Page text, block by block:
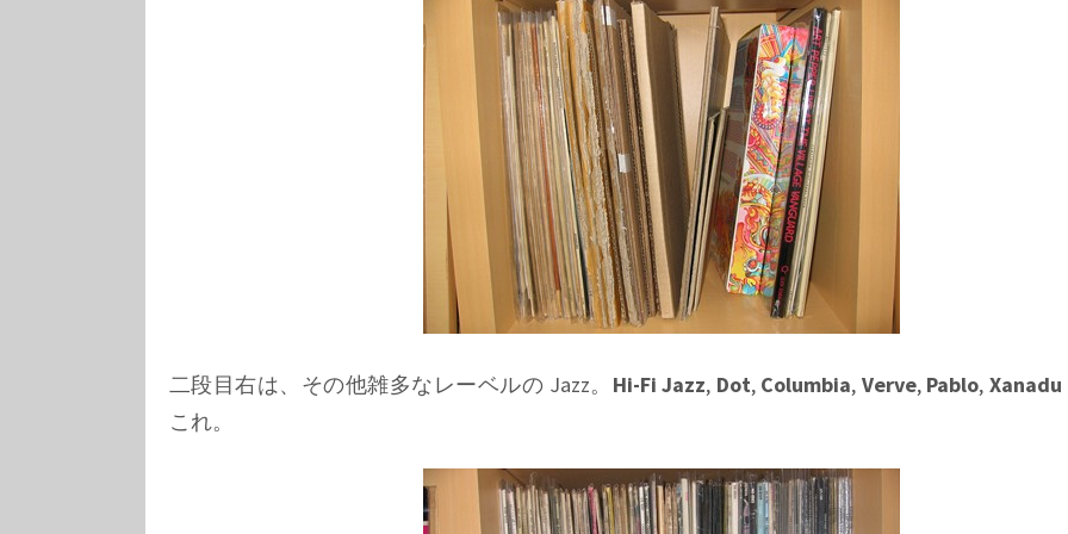
二段目右は、その他雑多なレーベルの Jazz。 Hi-Fi Jazz, Dot, Columbia, Verve, Pablo, Xanadu
これ。